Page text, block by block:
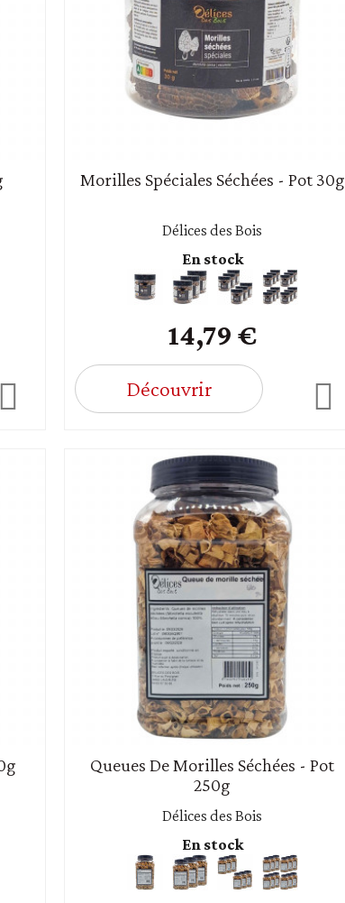
Morilles Spéciales Séchées - Pot 30g
Délices des Bois
En stock
14,79 €
Découvrir
Queues De Morilles Séchées - Pot
250g
Délices des Bois
En stock